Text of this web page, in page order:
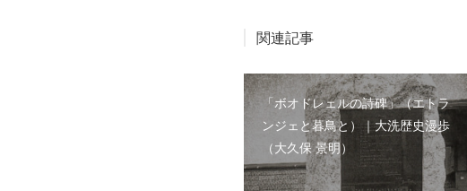
関連記事
「ボオドレェルの詩碑」（エトラ
ンジェと暮鳥と）｜大洗歴史漫歩
（大久保 景明）